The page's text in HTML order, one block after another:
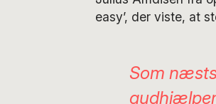
easy’, der viste, at
Som